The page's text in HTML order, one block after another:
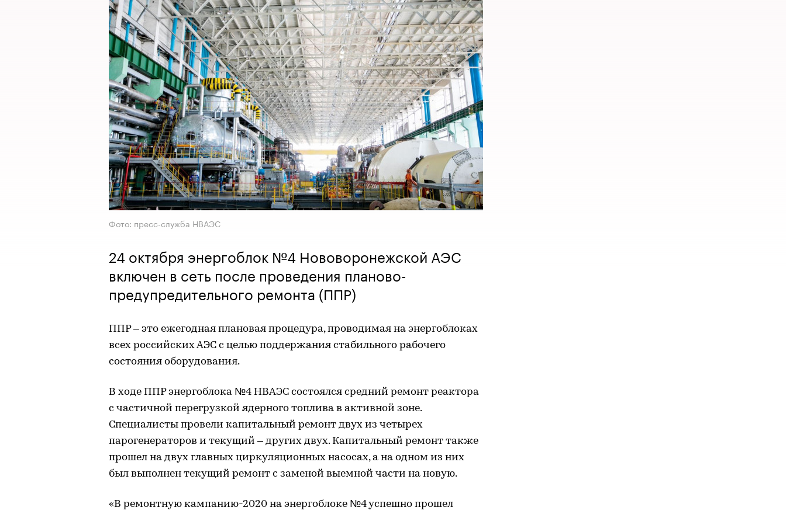
Фото: пресс-служба НВАЭС
24 октября энергоблок №4 Нововоронежской АЭС
включен в сеть после проведения планово-
предупредительного ремонта (ППР)
ППР – это ежегодная плановая процедура, проводимая на энергоблоках
всех российских АЭС с целью поддержания стабильного рабочего
состояния оборудования.
В ходе ППР энергоблока №4 НВАЭС состоялся средний ремонт реактора
с частичной перегрузкой ядерного топлива в активной зоне.
Специалисты провели капитальный ремонт двух из четырех
парогенераторов и текущий – других двух. Капитальный ремонт также
прошел на двух главных циркуляционных насосах, а на одном из них
был выполнен текущий ремонт с заменой выемной части на новую.
«В ремонтную кампанию-2020 на энергоблоке №4 успешно прошел